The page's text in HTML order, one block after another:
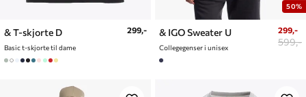
& T-skjorte D
Basic t-skjorte til dame
299,-
50%
& IGO Sweater U
Collegegenser i unisex
299,-
599,-